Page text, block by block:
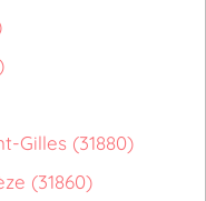
Gilles (31880)
(31860)